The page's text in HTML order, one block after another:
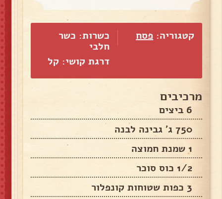
קטגוריה: פסח
כשרות: כשר
חלבי
דרגת קושי: קל
מרכיבים
6 ביצים
750 ג' גבינה לבנה
1 שמנת חמוצה
1/2 כוס סוכר
3 כפות שטוחות קונפלור